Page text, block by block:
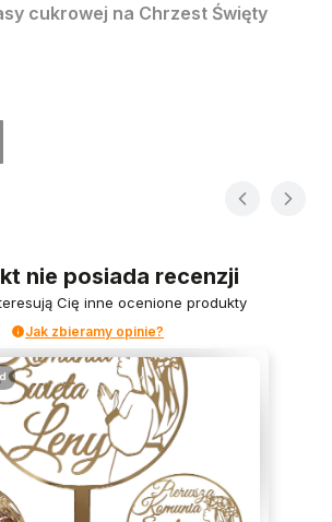
cukrowej na Chrzest Święty
nie posiada recenzji
Cię inne ocenione produkty
Jak zbieramy opinie?